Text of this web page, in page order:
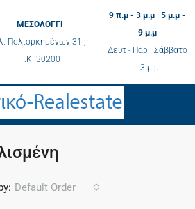
ΜΕΣΟΛΟΓΓΙ
Πολιορκημένων 31 ,
Τ.K. 30200
9 π.μ - 3 μ.μ | 5 μ.μ -
9 μ.μ
Δευτ - Παρ | Σάββατο
- 3 μ.μ
Default Order